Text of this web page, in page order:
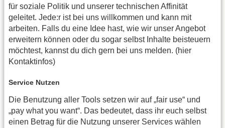
für soziale Politik und unserer technischen Affinität
geleitet. Jede:r ist bei uns willkommen und kann mit
arbeiten. Falls du eine Idee hast, wie wir unser Angebot
erweitern können oder du sogar selbst Inhalte beisteuern
möchtest, kannst du dich gern bei uns melden. (hier
Kontaktinfos)
Service Nutzen
Die Benutzung aller Tools setzen wir auf „fair use“ und
„pay what you want“. Das bedeutet, dass ihr euch selbst
einen Betrag für die Nutzung unserer Services wählen